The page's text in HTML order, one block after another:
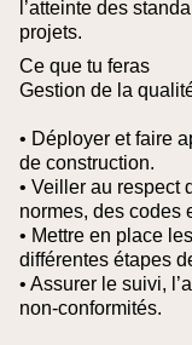
l’atteinte des
projets.
Ce que tu feras
Gestion de la
• Déployer et faire
de construction.
• Veiller au respect
normes, des codes
• Mettre en place
différentes étapes
• Assurer le suivi,
non‑conformités.